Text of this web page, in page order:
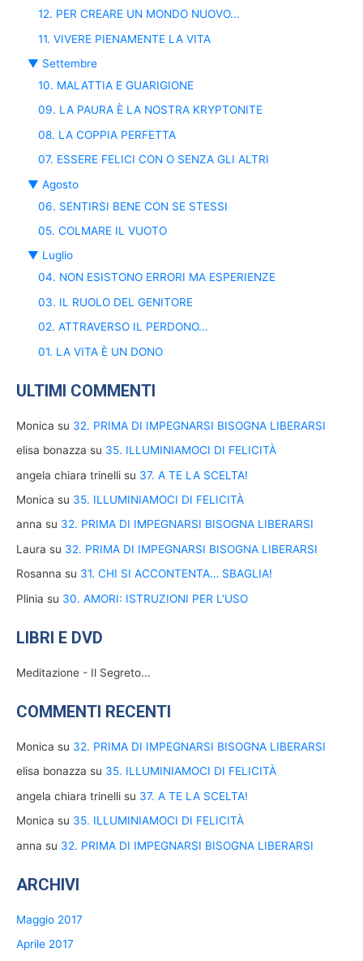
12. PER CREARE UN MONDO NUOVO...
11. VIVERE PIENAMENTE LA VITA
▼ Settembre
10. MALATTIA E GUARIGIONE
09. LA PAURA È LA NOSTRA KRYPTONITE
08. LA COPPIA PERFETTA
07. ESSERE FELICI CON O SENZA GLI ALTRI
▼ Agosto
06. SENTIRSI BENE CON SE STESSI
05. COLMARE IL VUOTO
▼ Luglio
04. NON ESISTONO ERRORI MA ESPERIENZE
03. IL RUOLO DEL GENITORE
02. ATTRAVERSO IL PERDONO...
01. LA VITA È UN DONO
ULTIMI COMMENTI
Monica su 32. PRIMA DI IMPEGNARSI BISOGNA LIBERARSI
elisa bonazza su 35. ILLUMINIAMOCI DI FELICITÀ
angela chiara trinelli su 37. A TE LA SCELTA!
Monica su 35. ILLUMINIAMOCI DI FELICITÀ
anna su 32. PRIMA DI IMPEGNARSI BISOGNA LIBERARSI
Laura su 32. PRIMA DI IMPEGNARSI BISOGNA LIBERARSI
Rosanna su 31. CHI SI ACCONTENTA… SBAGLIA!
Plinia su 30. AMORI: ISTRUZIONI PER L’USO
LIBRI E DVD
Meditazione - Il Segreto...
COMMENTI RECENTI
Monica su 32. PRIMA DI IMPEGNARSI BISOGNA LIBERARSI
elisa bonazza su 35. ILLUMINIAMOCI DI FELICITÀ
angela chiara trinelli su 37. A TE LA SCELTA!
Monica su 35. ILLUMINIAMOCI DI FELICITÀ
anna su 32. PRIMA DI IMPEGNARSI BISOGNA LIBERARSI
ARCHIVI
Maggio 2017
Aprile 2017